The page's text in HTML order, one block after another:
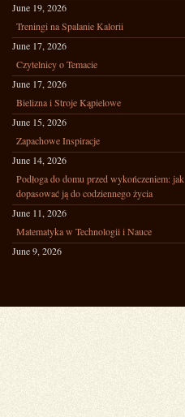
June 19, 2026
Treningi na Spalanie Kalorii
June 17, 2026
Czytelnicy o Temacie
June 17, 2026
Bielizna i Stroje Kąpielowe
June 15, 2026
Zapachowe Inspiracje
June 14, 2026
Podłoga do domu przed wykończeniem: jak
dopasować ją do codziennego życia
June 11, 2026
Matematyka w Technologii i Nauce
June 9, 2026